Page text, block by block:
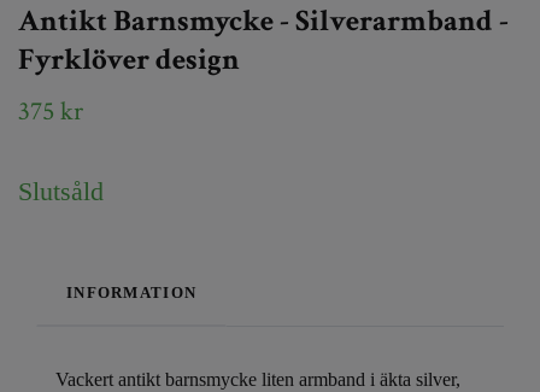
Antikt Barnsmycke - Silverarmband -
Fyrklöver design
375 kr
Slutsåld
INFORMATION
Vackert antikt barnsmycke liten armband i äkta silver,